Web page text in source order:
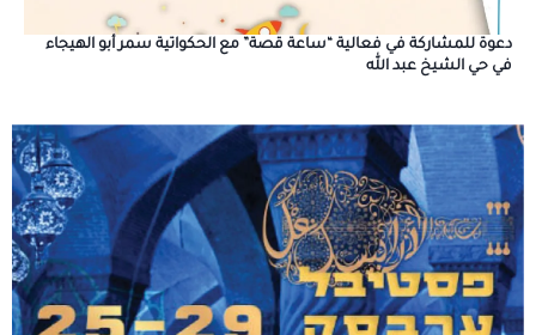
دعوة للمشاركة في فعالية “ساعة قصة” مع الحكواتية سمر أبو الهيجاء
في حي الشيخ عبد الله